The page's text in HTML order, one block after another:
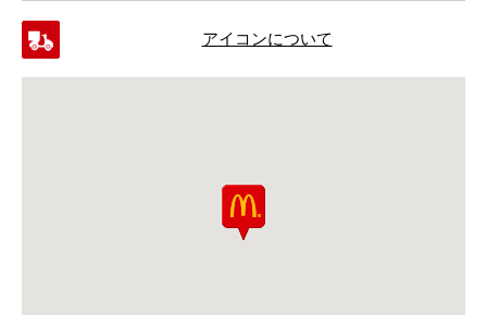
アイコンについて